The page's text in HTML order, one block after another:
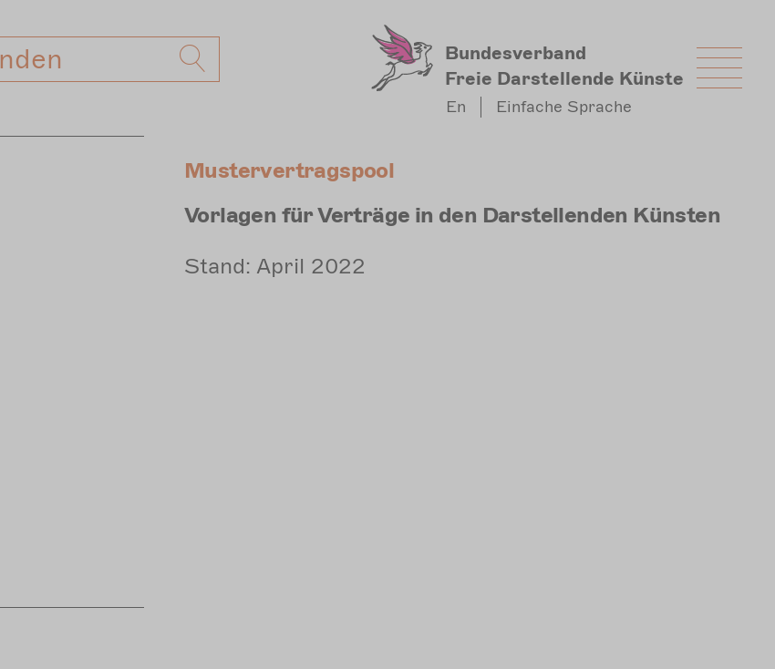
Bundesverband
Freie Darstellende Künste
En Einfache Sprache
Mustervertragspool
Vorlagen für Verträge in den Darstellenden Künsten
Stand: April 2022